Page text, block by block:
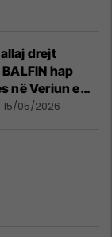
drejt
hap
në Veriun e
15/05/2026